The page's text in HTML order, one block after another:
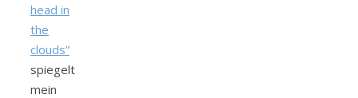
head in
the
clouds”
spiegelt
mein